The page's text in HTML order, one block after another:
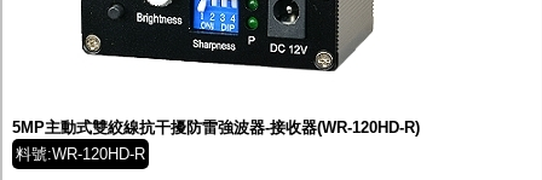
5MP主動式雙絞線抗干擾防雷強波器-接收器(WR-120HD-R)
料號:WR-120HD-R